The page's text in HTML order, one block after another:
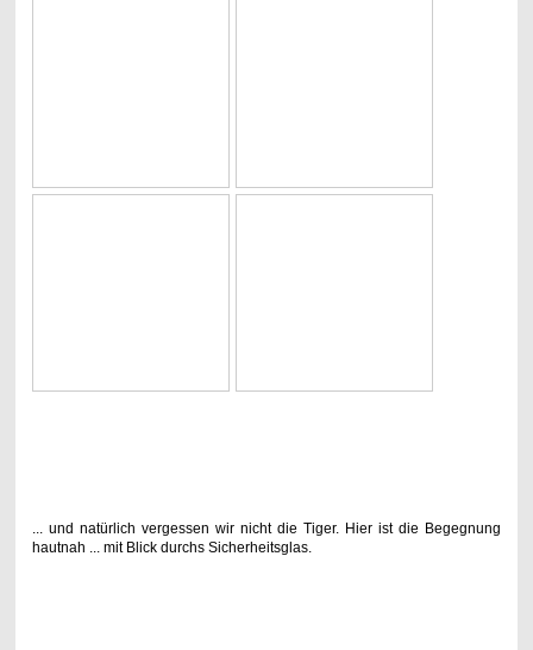
... und natürlich vergessen wir nicht die Tiger. Hier ist die Begegnung
hautnah ... mit Blick durchs Sicherheitsglas.